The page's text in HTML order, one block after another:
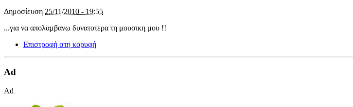
Δημοσίευση 25/11/2010 - 19:55
...για να απολαμβανω δυνατοτερα τη μουσικη μου !!
Επιστροφή στη κορυφή
Ad
Ad